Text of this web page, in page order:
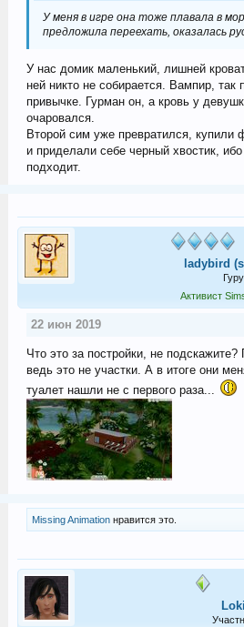
У меня в игре она тоже плавала в
предложила переехать, оказалась
У нас домик маленький, лишней
ней никто не собирается. Вампир, так
привычке. Гурман он, а кровь у
очаровался.
Второй сим уже превратился, купили
и приделали себе черный хвостик,
подходит.
ladybird
Гуру
Активист
22 июн 2019
Что это за постройки, не
ведь это не участки. А в итоге они
туалет нашли не с первого раза...
Missing Animationнравится это.
Loki